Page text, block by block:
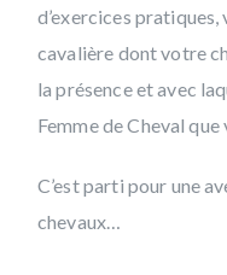
d’exercices pratiques,
cavalière dont votre
la présence et avec
Femme de Cheval
C’est parti pour une
chevaux…